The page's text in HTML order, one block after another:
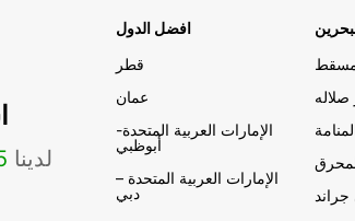
لدينا
افضل الدول
قطر
عمان
الإمارات العربية المتحدة-
أبوظبي
الإمارات العربية المتحدة –
دبي